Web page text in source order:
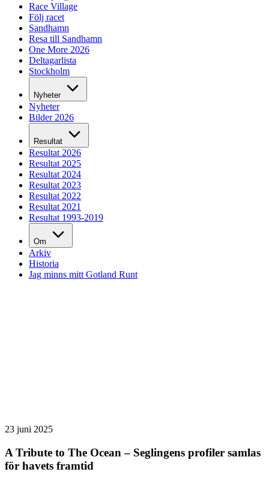
Race Village
Följ racet
Sandhamn
Resa till Sandhamn
One More 2026
Deltagarlista
Stockholm
Nyheter
Nyheter
Bilder 2026
Resultat
Resultat 2026
Resultat 2025
Resultat 2024
Resultat 2023
Resultat 2022
Resultat 2021
Resultat 1993-2019
Om
Arkiv
Historia
Jag minns mitt Gotland Runt
23 juni 2025
A Tribute to The Ocean – Seglingens profiler samlas
för havets framtid